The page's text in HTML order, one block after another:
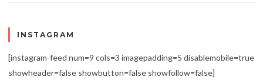
INSTAGRAM
[instagram-feed num=9 cols=3 imagepadding=5 disablemobile=true
showheader=false showbutton=false showfollow=false]